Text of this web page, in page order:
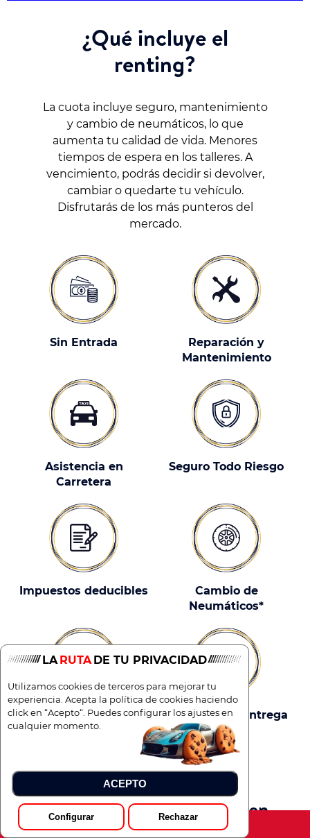
¿Qué incluye el
renting?
La cuota incluye seguro, mantenimiento
y cambio de neumáticos, lo que
aumenta tu calidad de vida. Menores
tiempos de espera en los talleres. A
vencimiento, podrás decidir si devolver,
cambiar o quedarte tu vehículo.
Disfrutarás de los más punteros del
mercado.
Sin Entrada
Reparación y
Mantenimiento
Asistencia en
Carretera
Seguro Todo Riesgo
Impuestos deducibles
Cambio de
Neumáticos*
Entrega a domicilio* Vehículo Pre-entrega
Concesionario Hyundai en
Toledo más barato de España
LA RUTA DE TU PRIVACIDAD
Utilizamos cookies de terceros para mejorar tu
experiencia. Acepta la política de cookies haciendo
click en “Acepto“. Puedes configurar los ajustes en
cualquier momento.
ACEPTO
Configurar Rechazar